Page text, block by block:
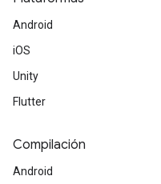
Android
iOS
Unity
Flutter
Compilación
Android